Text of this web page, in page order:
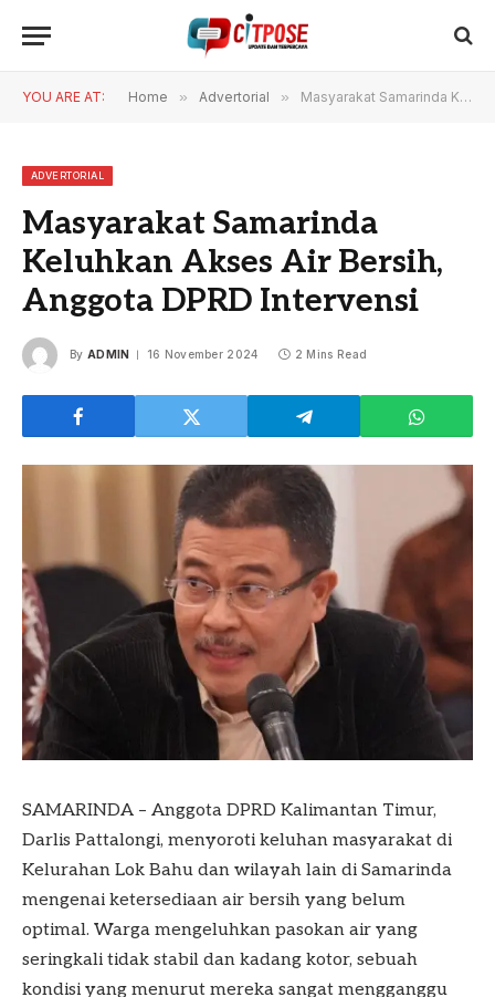
YOU ARE AT: Home » Advertorial » Masyarakat Samarinda Keluhkan Akses Air Bersih, Anggota DPRD Intervensi
ADVERTORIAL
Masyarakat Samarinda
Keluhkan Akses Air Bersih,
Anggota DPRD Intervensi
By ADMIN 16 November 2024 2 Mins Read
SAMARINDA – Anggota DPRD Kalimantan Timur,
Darlis Pattalongi, menyoroti keluhan masyarakat di
Kelurahan Lok Bahu dan wilayah lain di Samarinda
mengenai ketersediaan air bersih yang belum
optimal. Warga mengeluhkan pasokan air yang
seringkali tidak stabil dan kadang kotor, sebuah
kondisi yang menurut mereka sangat mengganggu